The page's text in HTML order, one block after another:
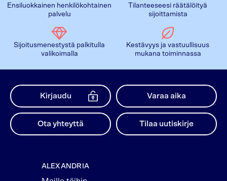
Ensiluokkainen henkilökohtainen
palvelu
Tilanteeseesi räätälöityä
sijoittamista
Sijoitusmenestystä palkitulla
valikoimalla
Kestävyys ja vastuullisuus
mukana toiminnassa
Kirjaudu Varaa aika
Ota yhteyttä Tilaa uutiskirje
ALEXANDRIA